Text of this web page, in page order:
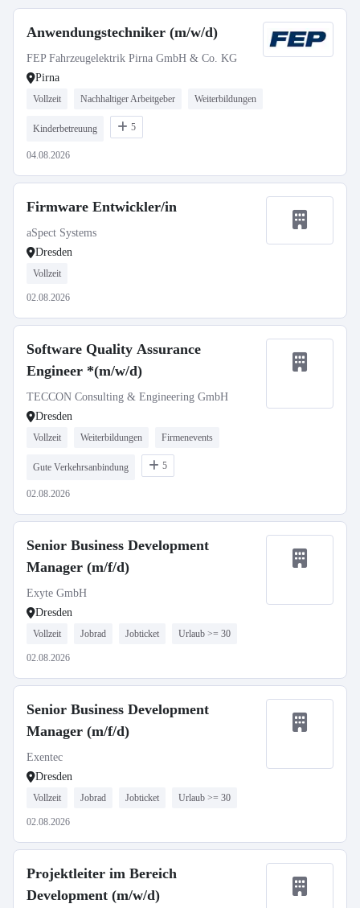
Anwendungstechniker (m/w/d)
FEP Fahrzeugelektrik Pirna GmbH & Co. KG
Pirna
Vollzeit Nachhaltiger Arbeitgeber Weiterbildungen
Kinderbetreuung 5
04.08.2026
Firmware Entwickler/in
aSpect Systems
Dresden
Vollzeit
02.08.2026
Software Quality Assurance
Engineer *(m/w/d)
TECCON Consulting & Engineering GmbH
Dresden
Vollzeit Weiterbildungen Firmenevents
Gute Verkehrsanbindung 5
02.08.2026
Senior Business Development
Manager (m/f/d)
Exyte GmbH
Dresden
Vollzeit Jobrad Jobticket Urlaub >= 30
02.08.2026
Senior Business Development
Manager (m/f/d)
Exentec
Dresden
Vollzeit Jobrad Jobticket Urlaub >= 30
02.08.2026
Projektleiter im Bereich
Development (m/w/d)